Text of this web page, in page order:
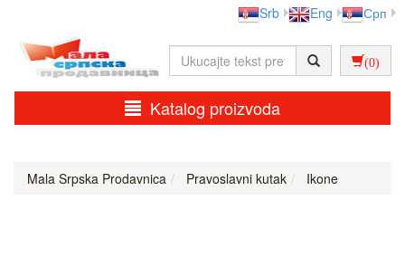
Srb Eng Срп
(0)
Katalog proizvoda
Mala Srpska Prodavnica Pravoslavni kutak Ikone